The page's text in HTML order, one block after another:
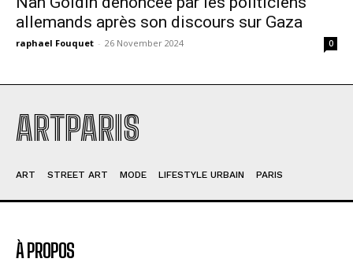
allemands après son discours sur Gaza
raphael Fouquet - 26 November 2024 0
ARTPARIS
ART STREET ART MODE LIFESTYLE URBAIN PARIS
À PROPOS